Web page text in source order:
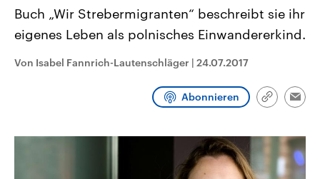
Bundesland von einer Koalition aus
Umfragen, Prognosen,
und Hintergründe zu den Parteien
und Kandidaten der anstehenden
mit großem Einfluss auf
Sendungen Programm Podcasts
Buch „Wir Strebermigranten“ beschreibt sie ihr
eigenes Leben als polnisches Einwandererkind.
Von Isabel Fannrich-Lautenschläger | 24.07.2017
Abonnieren
Link